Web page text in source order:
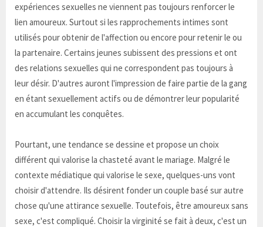
expériences sexuelles ne viennent pas toujours renforcer le
lien amoureux. Surtout si les rapprochements intimes sont
utilisés pour obtenir de l'affection ou encore pour retenir le ou
la partenaire. Certains jeunes subissent des pressions et ont
des relations sexuelles qui ne correspondent pas toujours à
leur désir. D'autres auront l'impression de faire partie de la gang
en étant sexuellement actifs ou de démontrer leur popularité
en accumulant les conquêtes.
Pourtant, une tendance se dessine et propose un choix
différent qui valorise la chasteté avant le mariage. Malgré le
contexte médiatique qui valorise le sexe, quelques-uns vont
choisir d'attendre. Ils désirent fonder un couple basé sur autre
chose qu'une attirance sexuelle. Toutefois, être amoureux sans
sexe, c'est compliqué. Choisir la virginité se fait à deux, c'est un